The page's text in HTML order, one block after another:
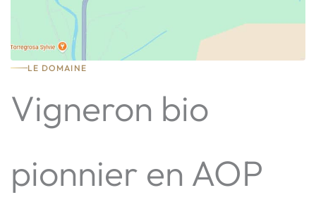
LE DOMAINE
Vigneron bio
pionnier en AOP